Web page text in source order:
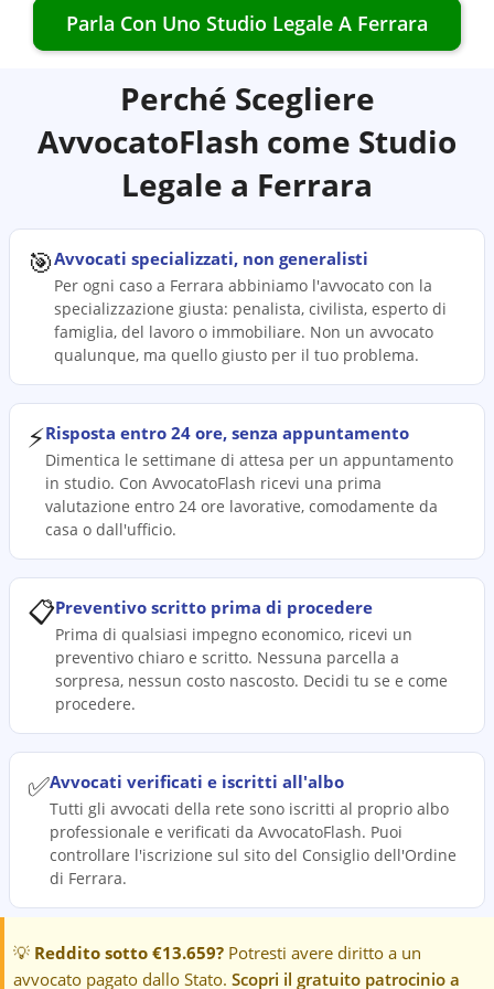
Parla Con Uno Studio Legale A Ferrara
Perché Scegliere
AvvocatoFlash come Studio
Legale a Ferrara
🎯Avvocati specializzati, non generalisti
Per ogni caso a Ferrara abbiniamo l'avvocato con la
specializzazione giusta: penalista, civilista, esperto di
famiglia, del lavoro o immobiliare. Non un avvocato
qualunque, ma quello giusto per il tuo problema.
⚡Risposta entro 24 ore, senza appuntamento
Dimentica le settimane di attesa per un appuntamento
in studio. Con AvvocatoFlash ricevi una prima
valutazione entro 24 ore lavorative, comodamente da
casa o dall'ufficio.
📋Preventivo scritto prima di procedere
Prima di qualsiasi impegno economico, ricevi un
preventivo chiaro e scritto. Nessuna parcella a
sorpresa, nessun costo nascosto. Decidi tu se e come
procedere.
✅Avvocati verificati e iscritti all'albo
Tutti gli avvocati della rete sono iscritti al proprio albo
professionale e verificati da AvvocatoFlash. Puoi
controllare l'iscrizione sul sito del Consiglio dell'Ordine
di Ferrara.
💡 Reddito sotto €13.659? Potresti avere diritto a un
avvocato pagato dallo Stato. Scopri il gratuito patrocinio a